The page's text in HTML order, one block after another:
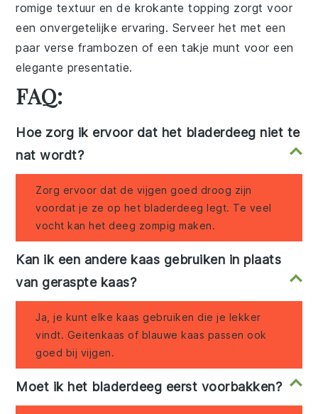
romige textuur en de krokante topping zorgt voor
een onvergetelijke ervaring. Serveer het met een
paar verse frambozen of een takjemunt voor een
elegante presentatie.
FAQ:
Hoe zorg ik ervoor dat het bladerdeeg niet te
nat wordt?
Zorg ervoor dat de vijgen goed droog zijn
voordat je ze op het bladerdeeg legt. Te veel
vocht kan het deeg zompig maken.
Kan ik een andere kaas gebruiken in plaats
van geraspte kaas?
Ja, je kunt elke kaas gebruiken die je lekker
vindt. Geitenkaas of blauwe kaas passen ook
goed bij vijgen.
Moet ik het bladerdeeg eerst voorbakken?